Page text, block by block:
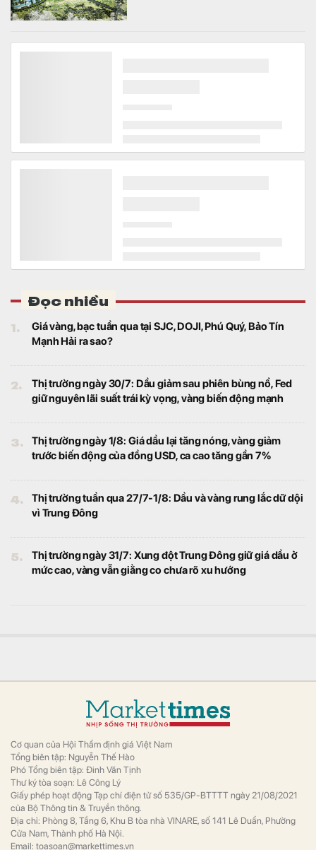
Đọc nhiều
1.
Giá vàng, bạc tuần qua tại SJC, DOJI, Phú Quý, Bảo Tín
Mạnh Hải ra sao?
2.
Thị trường ngày 30/7: Dầu giảm sau phiên bùng nổ, Fed
giữ nguyên lãi suất trái kỳ vọng, vàng biến động mạnh
3.
Thị trường ngày 1/8: Giá dầu lại tăng nóng, vàng giảm
trước biến động của đồng USD, ca cao tăng gần 7%
4.
Thị trường tuần qua 27/7-1/8: Dầu và vàng rung lắc dữ dội
vì Trung Đông
5.
Thị trường ngày 31/7: Xung đột Trung Đông giữ giá dầu ở
mức cao, vàng vẫn giằng co chưa rõ xu hướng
Cơ quan của Hội Thẩm định giá Việt Nam
Tổng biên tập: Nguyễn Thế Hào
Phó Tổng biên tập: Đinh Văn Tịnh
Thư ký tòa soạn: Lê Công Lý
Giấy phép hoạt động Tạp chí điện tử số 535/GP-BTTTT ngày 21/08/2021
của Bộ Thông tin & Truyền thông.
Địa chỉ: Phòng 8, Tầng 6, Khu B tòa nhà VINARE, số 141 Lê Duẩn, Phường
Cửa Nam, Thành phố Hà Nội.
Email: toasoan@markettimes.vn